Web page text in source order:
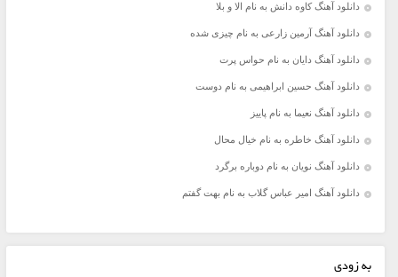
دانلود آهنگ کاوه دانش به نام الا و بلا
دانلود آهنگ آرمین زارعی به نام چیزی شده
دانلود آهنگ دایان به نام حواس پرت
دانلود آهنگ حسین ابراهیمی به نام دوست
دانلود آهنگ نعیما به نام پاییز
دانلود آهنگ خاطره به نام خیال محال
دانلود آهنگ نویان به نام دوباره برگرد
دانلود آهنگ امیر عباس گلاب به نام بهت گفتم
به زودی